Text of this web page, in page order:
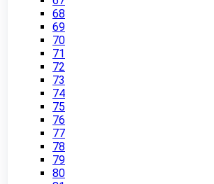
68
69
70
71
72
73
74
75
76
77
78
79
80